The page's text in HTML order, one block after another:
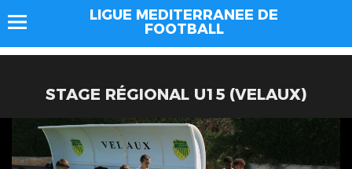
LIGUE MEDITERRANEE DE
FOOTBALL
STAGE RÉGIONAL U15 (VELAUX)